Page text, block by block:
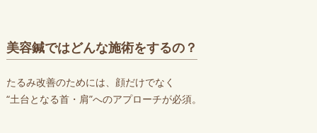
美容鍼ではどんな施術をするの？
たるみ改善のためには、顔だけでなく
“土台となる首・肩”へのアプローチが必須。